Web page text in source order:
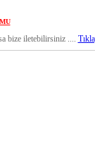
bize iletebilirsiniz ....